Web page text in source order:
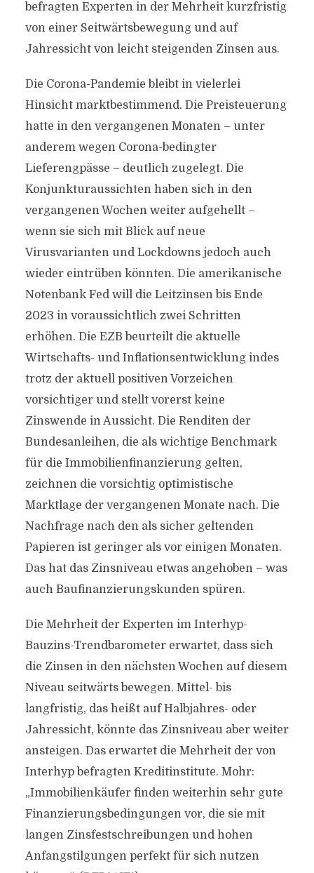
befragten Experten in der Mehrheit kurzfristig
von einer Seitwärtsbewegung und auf
Jahressicht von leicht steigenden Zinsen aus.
Die Corona-Pandemie bleibt in vielerlei
Hinsicht marktbestimmend. Die Preisteuerung
hatte in den vergangenen Monaten – unter
anderem wegen Corona-bedingter
Lieferengpässe – deutlich zugelegt. Die
Konjunkturaussichten haben sich in den
vergangenen Wochen weiter aufgehellt –
wenn sie sich mit Blick auf neue
Virusvarianten und Lockdowns jedoch auch
wieder eintrüben könnten. Die amerikanische
Notenbank Fed will die Leitzinsen bis Ende
2023 in voraussichtlich zwei Schritten
erhöhen. Die EZB beurteilt die aktuelle
Wirtschafts- und Inflationsentwicklung indes
trotz der aktuell positiven Vorzeichen
vorsichtiger und stellt vorerst keine
Zinswende in Aussicht. Die Renditen der
Bundesanleihen, die als wichtige Benchmark
für die Immobilienfinanzierung gelten,
zeichnen die vorsichtig optimistische
Marktlage der vergangenen Monate nach. Die
Nachfrage nach den als sicher geltenden
Papieren ist geringer als vor einigen Monaten.
Das hat das Zinsniveau etwas angehoben – was
auch Baufinanzierungskunden spüren.
Die Mehrheit der Experten im Interhyp-
Bauzins-Trendbarometer erwartet, dass sich
die Zinsen in den nächsten Wochen auf diesem
Niveau seitwärts bewegen. Mittel- bis
langfristig, das heißt auf Halbjahres- oder
Jahressicht, könnte das Zinsniveau aber weiter
ansteigen. Das erwartet die Mehrheit der von
Interhyp befragten Kreditinstitute. Mohr:
„Immobilienkäufer finden weiterhin sehr gute
Finanzierungsbedingungen vor, die sie mit
langen Zinsfestschreibungen und hohen
Anfangstilgungen perfekt für sich nutzen